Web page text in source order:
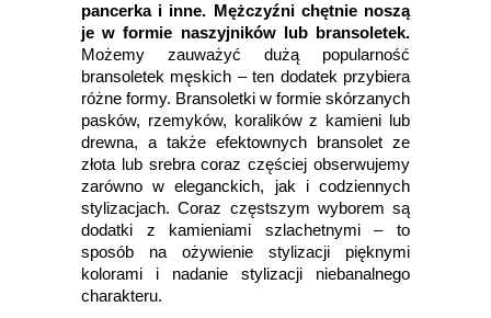
pancerka i inne. Mężczyźni chętnie noszą
je w formie naszyjników lub bransoletek.
Możemy zauważyć dużą popularność
bransoletek męskich – ten dodatek przybiera
różne formy. Bransoletki w formie skórzanych
pasków, rzemyków, koralików z kamieni lub
drewna, a także efektownych bransolet ze
złota lub srebra coraz częściej obserwujemy
zarówno w eleganckich, jak i codziennych
stylizacjach. Coraz częstszym wyborem są
dodatki z kamieniami szlachetnymi – to
sposób na ożywienie stylizacji pięknymi
kolorami i nadanie stylizacji niebanalnego
charakteru.